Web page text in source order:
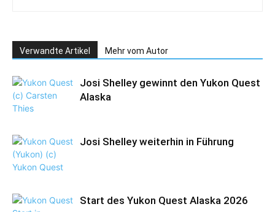
Verwandte Artikel Mehr vom Autor
Josi Shelley gewinnt den Yukon Quest
Alaska
Josi Shelley weiterhin in Führung
Start des Yukon Quest Alaska 2026